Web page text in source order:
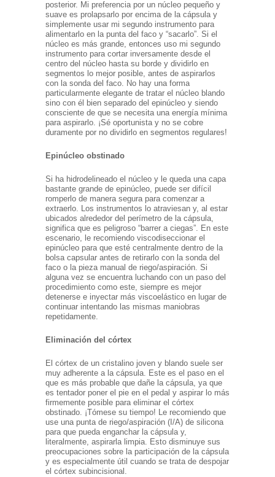
posterior. Mi preferencia por un núcleo pequeño y
suave es prolapsarlo por encima de la cápsula y
simplemente usar mi segundo instrumento para
alimentarlo en la punta del faco y “sacarlo”. Si el
núcleo es más grande, entonces uso mi segundo
instrumento para cortar inversamente desde el
centro del núcleo hasta su borde y dividirlo en
segmentos lo mejor posible, antes de aspirarlos
con la sonda del faco. No hay una forma
particularmente elegante de tratar el núcleo blando
sino con él bien separado del epinúcleo y siendo
consciente de que se necesita una energía mínima
para aspirarlo. ¡Sé oportunista y no se cobre
duramente por no dividirlo en segmentos regulares!
Epinúcleo obstinado
Si ha hidrodelineado el núcleo y le queda una capa
bastante grande de epinúcleo, puede ser difícil
romperlo de manera segura para comenzar a
extraerlo. Los instrumentos lo atraviesan y, al estar
ubicados alrededor del perímetro de la cápsula,
significa que es peligroso “barrer a ciegas”. En este
escenario, le recomiendo viscodiseccionar el
epinúcleo para que esté centralmente dentro de la
bolsa capsular antes de retirarlo con la sonda del
faco o la pieza manual de riego/aspiración. Si
alguna vez se encuentra luchando con un paso del
procedimiento como este, siempre es mejor
detenerse e inyectar más viscoelástico en lugar de
continuar intentando las mismas maniobras
repetidamente.
Eliminación del córtex
El córtex de un cristalino joven y blando suele ser
muy adherente a la cápsula. Este es el paso en el
que es más probable que dañe la cápsula, ya que
es tentador poner el pie en el pedal y aspirar lo más
firmemente posible para eliminar el córtex
obstinado. ¡Tómese su tiempo! Le recomiendo que
use una punta de riego/aspiración (I/A) de silicona
para que pueda enganchar la cápsula y,
literalmente, aspirarla limpia. Esto disminuye sus
preocupaciones sobre la participación de la cápsula
y es especialmente útil cuando se trata de despojar
el córtex subincisional.